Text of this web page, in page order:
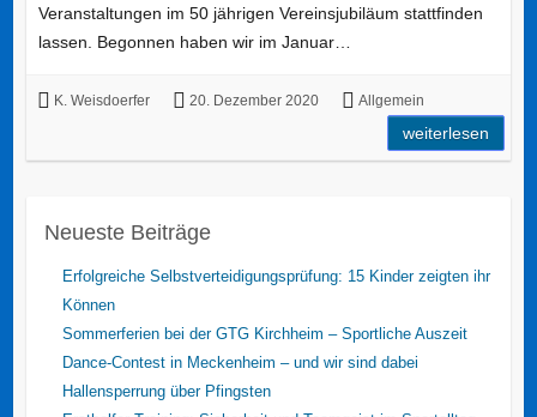
Veranstaltungen im 50 jährigen Vereinsjubiläum stattfinden
lassen. Begonnen haben wir im Januar…
K. Weisdoerfer 20. Dezember 2020 Allgemein
weiterlesen
Neueste Beiträge
Erfolgreiche Selbstverteidigungsprüfung: 15 Kinder zeigten ihr
Können
Sommerferien bei der GTG Kirchheim – Sportliche Auszeit
Dance-Contest in Meckenheim – und wir sind dabei
Hallensperrung über Pfingsten